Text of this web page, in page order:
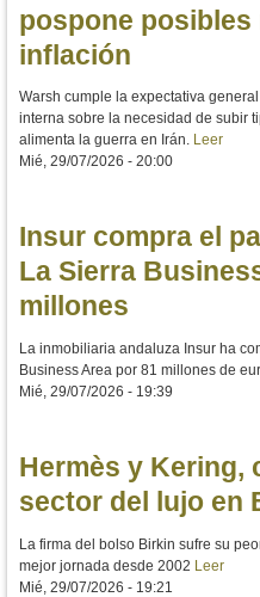
pospone
inflación
Warsh cumple la expectativa
interna sobre la necesidad de subir
alimenta la guerra en Irán. Leer
Mié, 29/07/2026 - 20:00
Insur compra el
La Sierra
millones
La inmobiliaria andaluza Insur ha
Business Area por 81 millones de
Mié, 29/07/2026 - 19:39
Hermès y Kering,
sector del lujo en
La firma del bolso Birkin sufre su
mejor jornada desde 2002 Leer
Mié, 29/07/2026 - 19:21